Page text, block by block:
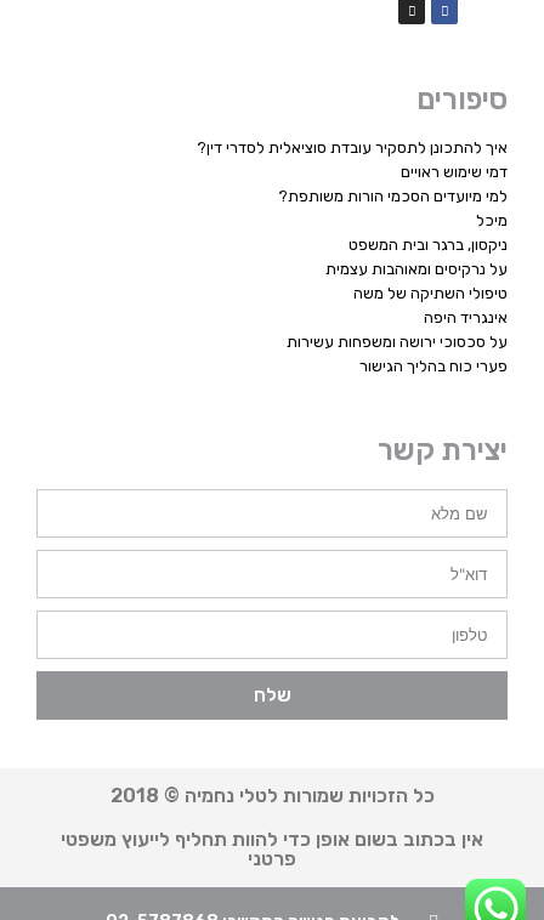
סיפורים
איך להתכונן לתסקיר עובדת סוציאלית לסדרי דין?
דמי שימוש ראויים
למי מיועדים הסכמי הורות משותפת?
מיכל
ניקסון, ברגר ובית המשפט
על נרקיסים ומאוהבות עצמית
טיפולי השתיקה של משה
אינגריד היפה
על סכסוכי ירושה ומשפחות עשירות
פערי כוח בהליך הגישור
יצירת קשר
שלח
כל הזכויות שמורות לטלי נחמיה © 2018
אין בכתוב בשום אופן כדי להוות תחליף לייעוץ משפטי
פרטני